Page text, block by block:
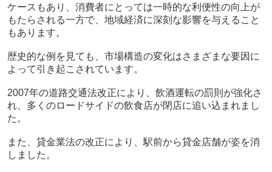
ケースもあり、消費者にとっては一時的な利便性の向上が
もたらされる一方で、地域経済に深刻な影響を与えること
もあります。
歴史的な例を見ても、市場構造の変化はさまざまな要因に
よって引き起こされています。
2007年の道路交通法改正により、飲酒運転の罰則が強化さ
れ、多くのロードサイドの飲食店が閉店に追い込まれまし
た。
また、貸金業法の改正により、駅前から貸金店舗が姿を消
しました。